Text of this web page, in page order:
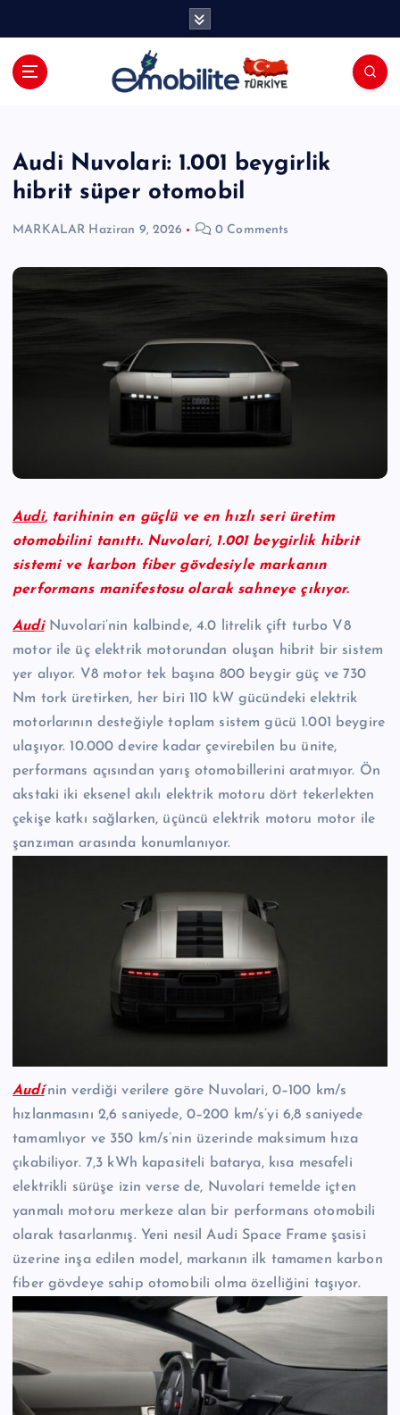
Audi Nuvolari: 1.001 beygirlik
hibrit süper otomobil
MARKALAR Haziran 9, 2026 0 Comments
Audi, tarihinin en güçlü ve en hızlı seri üretim
otomobilini tanıttı. Nuvolari, 1.001 beygirlik hibrit
sistemi ve karbon fiber gövdesiyle markanın
performans manifestosu olarak sahneye çıkıyor.
AudiNuvolari’nin kalbinde, 4.0 litrelik çift turbo V8
motor ile üç elektrik motorundan oluşan hibrit bir sistem
yer alıyor. V8 motor tek başına 800 beygir güç ve 730
Nm tork üretirken, her biri 110 kW gücündeki elektrik
motorlarının desteğiyle toplam sistem gücü 1.001 beygire
ulaşıyor. 10.000 devire kadar çevirebilen bu ünite,
performans açısından yarış otomobillerini aratmıyor. Ön
akstaki iki eksenel akılı elektrik motoru dört tekerlekten
çekişe katkı sağlarken, üçüncü elektrik motoru motor ile
şanzıman arasında konumlanıyor.
Audi’nin verdiği verilere göre Nuvolari, 0–100 km/s
hızlanmasını 2,6 saniyede, 0–200 km/s’yi 6,8 saniyede
tamamlıyor ve 350 km/s’nin üzerinde maksimum hıza
çıkabiliyor. 7,3 kWh kapasiteli batarya, kısa mesafeli
elektrikli sürüşe izin verse de, Nuvolari temelde içten
yanmalı motoru merkeze alan bir performans otomobili
olarak tasarlanmış. Yeni nesil Audi Space Frame şasisi
üzerine inşa edilen model, markanın ilk tamamen karbon
fiber gövdeye sahip otomobili olma özelliğini taşıyor.